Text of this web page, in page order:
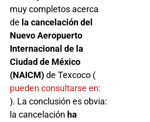
muy completos acerca
de la cancelación del
Nuevo Aeropuerto
Internacional de la
Ciudad de México
(NAICM)de Texcoco (
pueden consultarse en:
). La conclusión es obvia:
la cancelación ha